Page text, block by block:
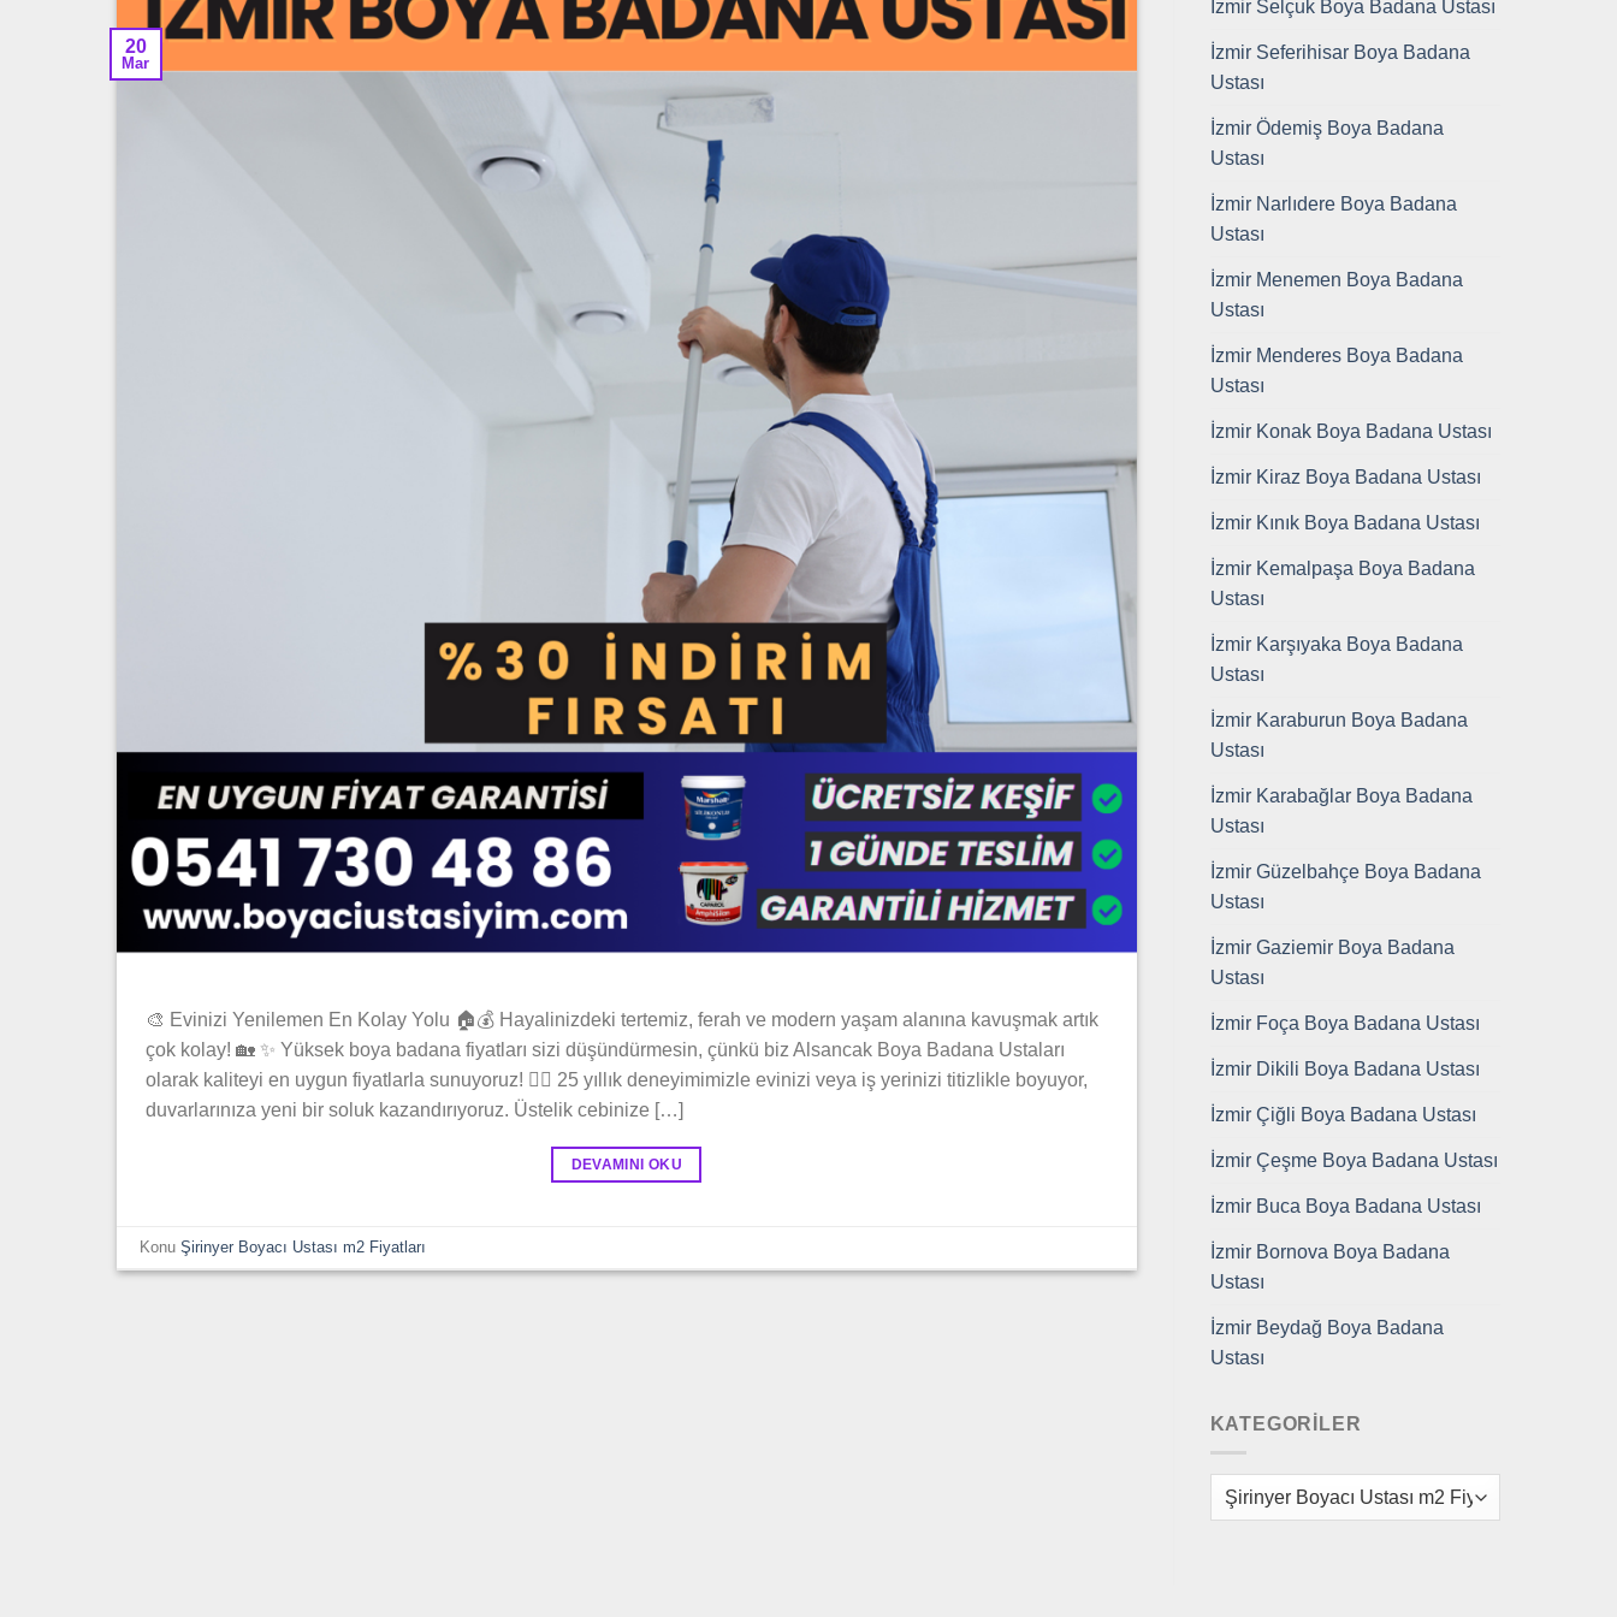
20
Mar
🎨 Evinizi Yenilemen En Kolay Yolu 🏠💰 Hayalinizdeki tertemiz, ferah ve modern yaşam alanına kavuşmak artık
çok kolay! 🏡 ✨ Yüksek boya badana fiyatları sizi düşündürmesin, çünkü biz Alsancak Boya Badana Ustaları
olarak kaliteyi en uygun fiyatlarla sunuyoruz! 🦸‍♂️ 25 yıllık deneyimimizle evinizi veya iş yerinizi titizlikle boyuyor,
duvarlarınıza yeni bir soluk kazandırıyoruz. Üstelik cebinize […]
DEVAMINI OKU
KonuŞirinyer Boyacı Ustası m2 Fiyatları
İzmir Selçuk Boya Badana Ustası
İzmir Seferihisar Boya Badana
Ustası
İzmir Ödemiş Boya Badana
Ustası
İzmir Narlıdere Boya Badana
Ustası
İzmir Menemen Boya Badana
Ustası
İzmir Menderes Boya Badana
Ustası
İzmir Konak Boya Badana Ustası
İzmir Kiraz Boya Badana Ustası
İzmir Kınık Boya Badana Ustası
İzmir Kemalpaşa Boya Badana
Ustası
İzmir Karşıyaka Boya Badana
Ustası
İzmir Karaburun Boya Badana
Ustası
İzmir Karabağlar Boya Badana
Ustası
İzmir Güzelbahçe Boya Badana
Ustası
İzmir Gaziemir Boya Badana
Ustası
İzmir Foça Boya Badana Ustası
İzmir Dikili Boya Badana Ustası
İzmir Çiğli Boya Badana Ustası
İzmir Çeşme Boya Badana Ustası
İzmir Buca Boya Badana Ustası
İzmir Bornova Boya Badana
Ustası
İzmir Beydağ Boya Badana
Ustası
KATEGORILER
Kategoriler